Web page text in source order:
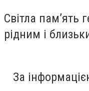
Світла пам’ять
рідним і
За